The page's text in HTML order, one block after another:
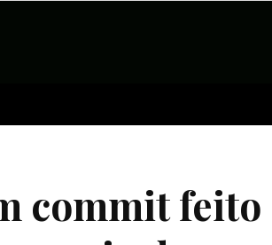
commit feito